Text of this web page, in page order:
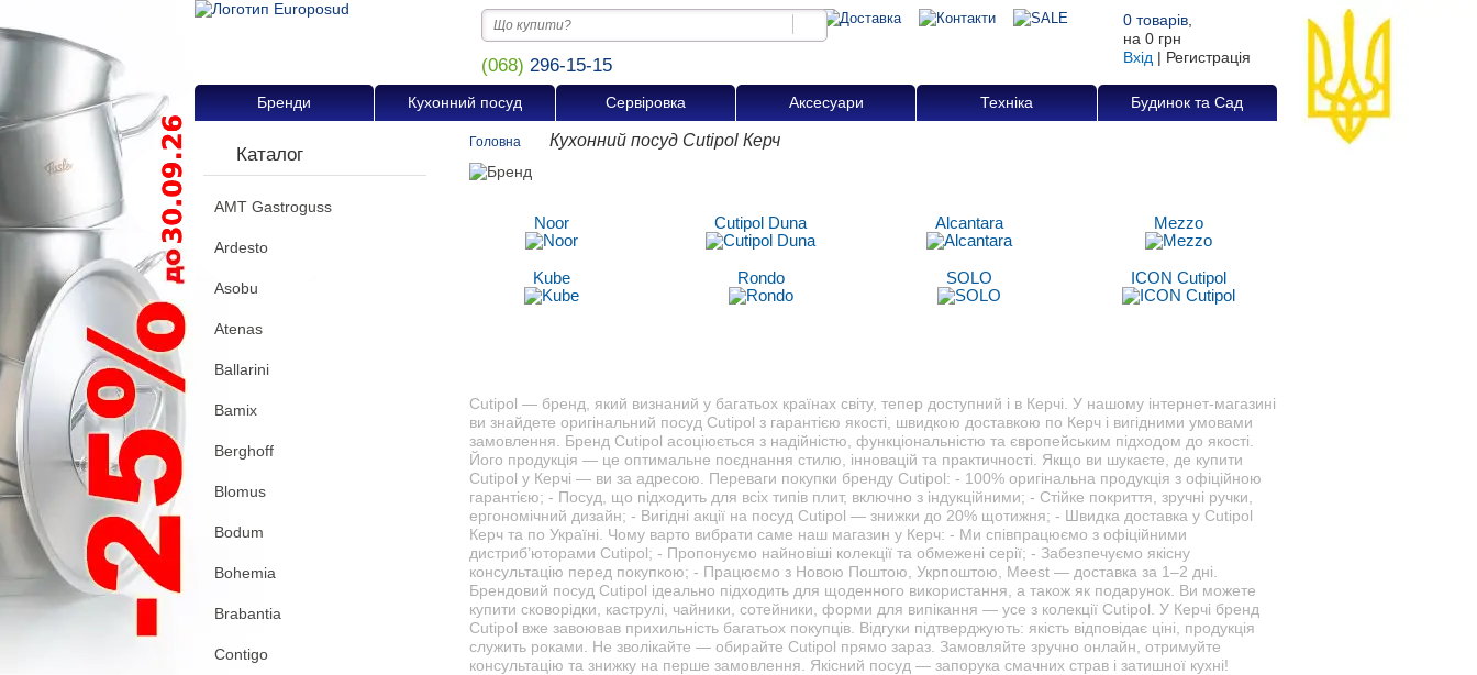
(068) 296-15-15
0 товарів
на 0 грн
Вхід | Регистрація
Бренди Кухонний посуд Сервіровка Аксесуари Техніка Будинок та Сад
Каталог
AMT Gastroguss
Ardesto
Asobu
Atenas
Ballarini
Bamix
Berghoff
Blomus
Bodum
Bohemia
Brabantia
Contigo
Головна Кухонний посуд Cutipol Керч
Noor Cutipol Duna Alcantara Mezzo
Kube Rondo SOLO ICON Cutipol
Cutipol — бренд, який визнаний у багатьох країнах світу, тепер доступний і в Керчі. У нашому інтернет-магазині
ви знайдете оригінальний посуд Cutipol з гарантією якості, швидкою доставкою по Керч і вигідними умовами
замовлення. Бренд Cutipol асоціюється з надійністю, функціональністю та європейським підходом до якості.
Його продукція — це оптимальне поєднання стилю, інновацій та практичності. Якщо ви шукаєте, де купити
Cutipol у Керчі — ви за адресою. Переваги покупки бренду Cutipol: - 100% оригінальна продукція з офіційною
гарантією; - Посуд, що підходить для всіх типів плит, включно з індукційними; - Стійке покриття, зручні ручки,
ергономічний дизайн; - Вигідні акції на посуд Cutipol — знижки до 20% щотижня; - Швидка доставка у Cutipol
Керч та по Україні. Чому варто вибрати саме наш магазин у Керч: - Ми співпрацюємо з офіційними
дистриб’юторами Cutipol; - Пропонуємо найновіші колекції та обмежені серії; - Забезпечуємо якісну
консультацію перед покупкою; - Працюємо з Новою Поштою, Укрпоштою, Meest — доставка за 1–2 дні.
Брендовий посуд Cutipol ідеально підходить для щоденного використання, а також як подарунок. Ви можете
купити сковорідки, каструлі, чайники, сотейники, форми для випікання — усе з колекції Cutipol. У Керчі бренд
Cutipol вже завоював прихильність багатьох покупців. Відгуки підтверджують: якість відповідає ціні, продукція
служить роками. Не зволікайте — обирайте Cutipol прямо зараз. Замовляйте зручно онлайн, отримуйте
консультацію та знижку на перше замовлення. Якісний посуд — запорука смачних страв і затишної кухні!